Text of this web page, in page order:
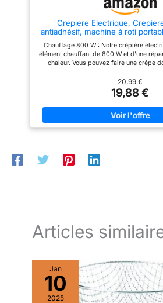
Les
Crepiere Electrique,
antiadhésif, machine à roti
nettoyage facile
Chauffage 800 W : Notre crépière
élément chauffant de 800 W et d'une
chaleur. Vous pouvez faire une crêpe
antiadhésive de notre crêpière
crêpes ne collent pas et facilite la
Sécurité et facilité d'utilisation : . La
longue poignée anti-brûlure pour
crêpes en toute sécurité. Idéale pour la
est idéale pour les ménages de toute
tous vos petits déjeuners
20,99 €
19,88 €
Articles
Jan
10
2025